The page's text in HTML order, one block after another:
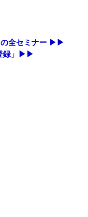
の全セミナー ▶▶
録」▶▶